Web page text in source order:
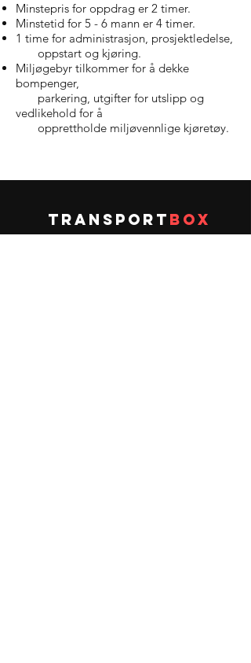
Minstepris for oppdrag er 2 timer.
Minstetid for 5 - 6 mann er 4 timer.
1 time for administrasjon, prosjektledelse,
oppstart og kjøring.
Miljøgebyr tilkommer for å dekke
bompenger,
parkering, utgifter for utslipp og
vedlikehold for å
opprettholde miljøvennlige kjøretøy.
transport box
Total servicebedrift